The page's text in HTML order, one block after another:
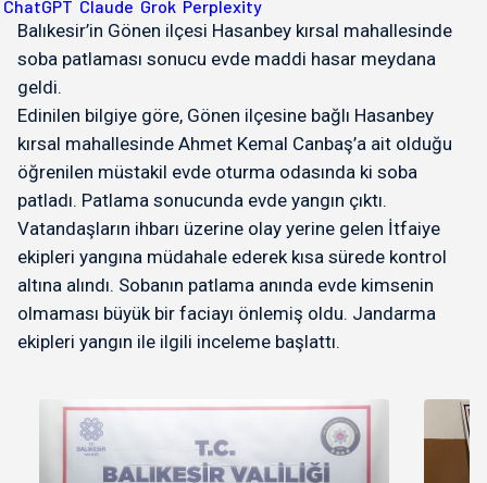
ChatGPT Claude Grok Perplexity
Balıkesir’in Gönen ilçesi Hasanbey kırsal mahallesinde
soba patlaması sonucu evde maddi hasar meydana
geldi.
Edinilen bilgiye göre, Gönen ilçesine bağlı Hasanbey
kırsal mahallesinde Ahmet Kemal Canbaş’a ait olduğu
öğrenilen müstakil evde oturma odasında ki soba
patladı. Patlama sonucunda evde yangın çıktı.
Vatandaşların ihbarı üzerine olay yerine gelen İtfaiye
ekipleri yangına müdahale ederek kısa sürede kontrol
altına alındı. Sobanın patlama anında evde kimsenin
olmaması büyük bir faciayı önlemiş oldu. Jandarma
ekipleri yangın ile ilgili inceleme başlattı.